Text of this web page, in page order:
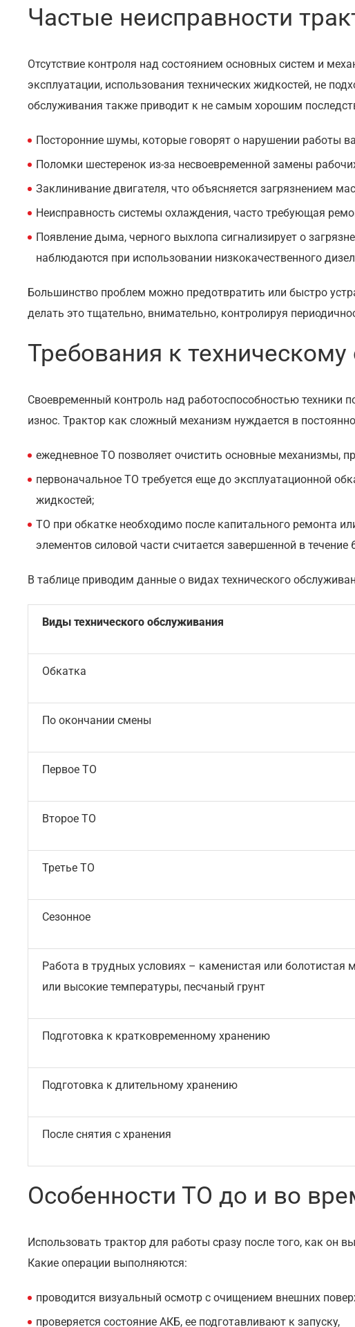
Частые неисправности
Отсутствие контроля над состоянием основных систем и
эксплуатации, использования технических жидкостей, не
обслуживания также приводит к не самым хорошим
Посторонние шумы, которые говорят о нарушении работы
Поломки шестеренок из-за несвоевременной замены
Заклинивание двигателя, что объясняется загрязнением
Неисправность системы охлаждения, часто требующая
Появление дыма, черного выхлопа сигнализирует о
наблюдаются при использовании низкокачественного
Большинство проблем можно предотвратить или быстро
делать это тщательно, внимательно, контролируя
Требования к
Своевременный контроль над работоспособностью техники
износ. Трактор как сложный механизм нуждается в
ежедневное ТО позволяет очистить основные механизмы,
первоначальное ТО требуется еще до эксплуатационной
жидкостей;
ТО при обкатке необходимо после капитального ремонта
элементов силовой части считается завершенной в
В таблице приводим данные о видах технического
Виды технического обслуживания
Обкатка
По окончании смены
Первое ТО
Второе ТО
Третье ТО
Сезонное
Работа в трудных условиях – каменистая или болотистая
или высокие температуры, песчаный грунт
Подготовка к кратковременному хранению
Подготовка к длительному хранению
После снятия с хранения
Особенности ТО до и во
Использовать трактор для работы сразу после того, как он
Какие операции выполняются:
проводится визуальный осмотр с очищением внешних
проверяется состояние АКБ, ее подготавливают к запуску,